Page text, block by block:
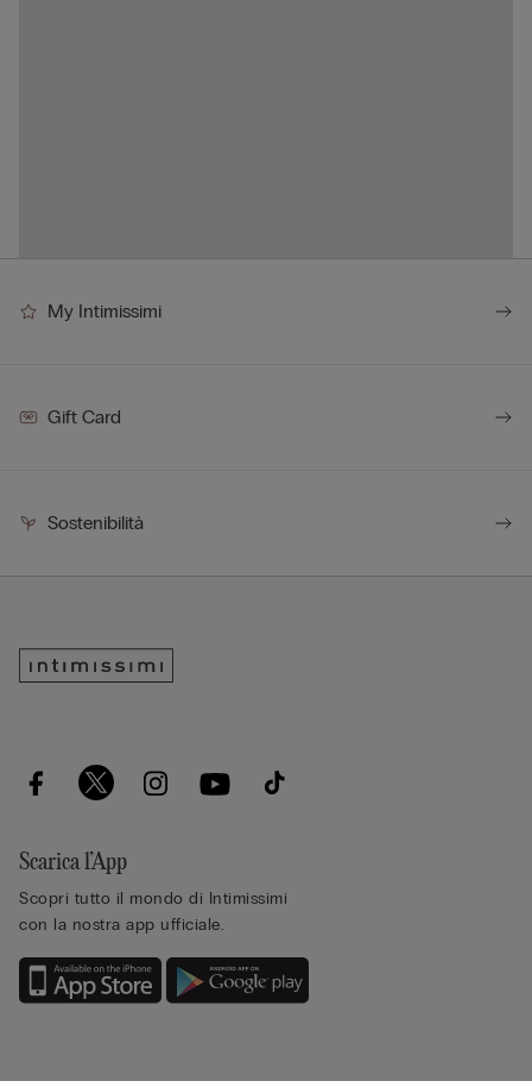
My Intimissimi
Gift Card
Sostenibilità
Scarica l’App
Scopri tutto il mondo di Intimissimi
con la nostra app ufficiale.